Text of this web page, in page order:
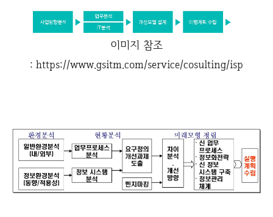
이미지 참조
: https://www.gsitm.com/service/cosulting/isp